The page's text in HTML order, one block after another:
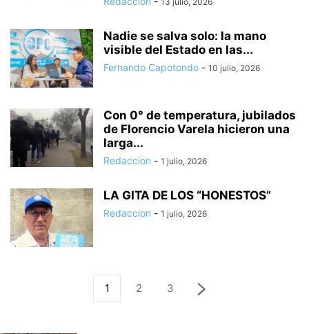
Nadie se salva solo: la mano
visible del Estado en las...
Fernando Capotondo - 10 julio, 2026
Con 0° de temperatura, jubilados
de Florencio Varela hicieron una
larga...
Redaccion - 1 julio, 2026
LA GITA DE LOS “HONESTOS”
Redaccion - 1 julio, 2026
1 2 3